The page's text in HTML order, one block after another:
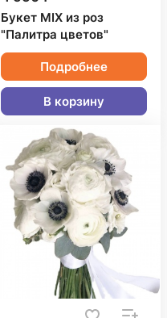
Букет MIX из роз
"Палитра цветов"
Подробнее
В корзину